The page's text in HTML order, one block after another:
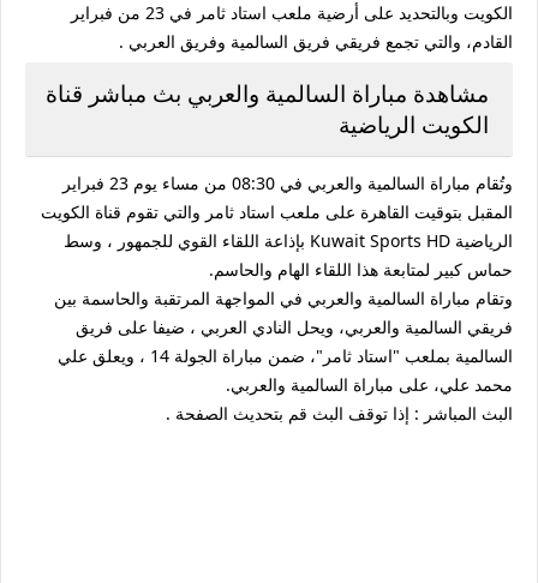
الكويت وبالتحديد على أرضية ملعب استاد ثامر في 23 من فبراير
القادم، والتي تجمع فريقي فريق السالمية وفريق العربي .
مشاهدة مباراة السالمية والعربي بث مباشر قناة
الكويت الرياضية
وتُقام مباراة السالمية والعربي في 08:30 من مساء يوم 23 فبراير
المقبل بتوقيت القاهرة على ملعب استاد ثامر والتي تقوم قناة الكويت
الرياضية Kuwait Sports HD بإذاعة اللقاء القوي للجمهور ، وسط
حماس كبير لمتابعة هذا اللقاء الهام والحاسم.
وتقام مباراة السالمية والعربي في المواجهة المرتقبة والحاسمة بين
فريقي السالمية والعربي، ويحل النادي العربي ، ضيفا على فريق
السالمية بملعب "استاد ثامر"، ضمن مباراة الجولة 14 ، ويعلق علي
محمد علي، على مباراة السالمية والعربي.
البث المباشر : إذا توقف البث قم بتحديث الصفحة .